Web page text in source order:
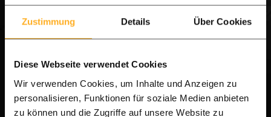
Zustimmung Details Über Cookies
Diese Webseite verwendet Cookies
Wir verwenden Cookies, um Inhalte und Anzeigen zu
personalisieren, Funktionen für soziale Medien anbieten
zu können und die Zugriffe auf unsere Website zu
Mukulungu hartholz